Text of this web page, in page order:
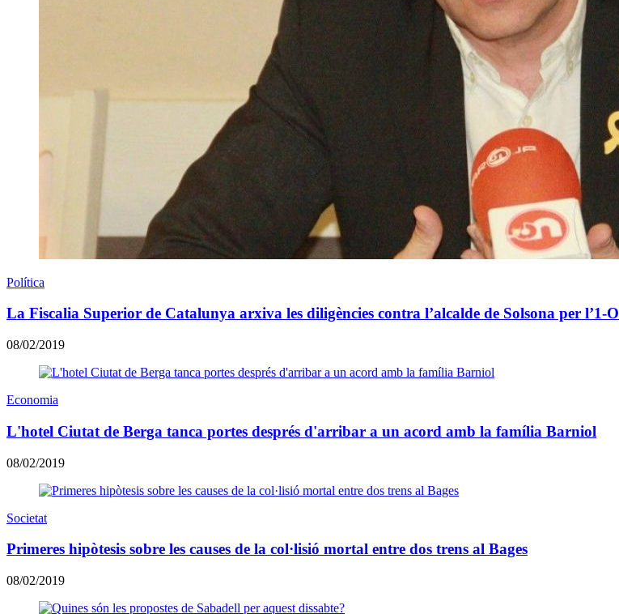
Política
La Fiscalia Superior de Catalunya arxiva les diligències contra l’alcalde de Solsona per l’1-O
08/02/2019
Economia
L'hotel Ciutat de Berga tanca portes després d'arribar a un acord amb la família Barniol
08/02/2019
Societat
Primeres hipòtesis sobre les causes de la col·lisió mortal entre dos trens al Bages
08/02/2019